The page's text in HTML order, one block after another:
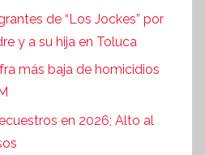
de “Los Jockes” por
y a su hija en Toluca
más baja de homicidios
en 2026; Alto al